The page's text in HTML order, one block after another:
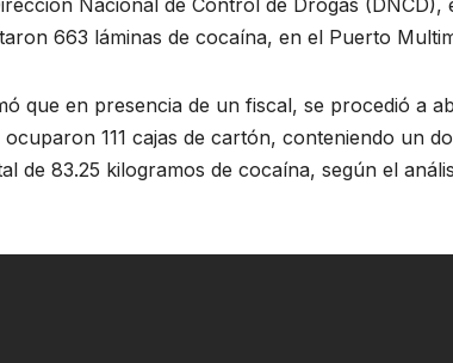
663 láminas de cocaína, en el Puerto
que en presencia de un fiscal, se procedió a
111 cajas de cartón, conteniendo un
de 83.25 kilogramos de cocaína, según el